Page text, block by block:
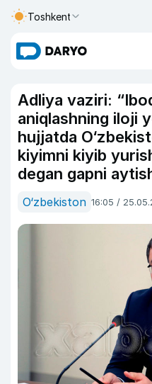
Toshkent
Adliya vaziri:
aniqlashning iloji
hujjatda
kiyimni kiyib
degan gapni
O‘zbekiston 16:05 /